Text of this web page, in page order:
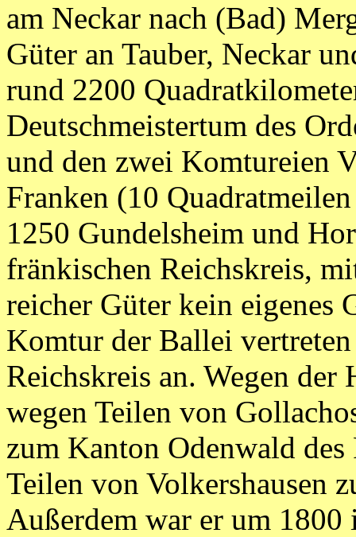
am Neckar nach (Bad)
Güter an Tauber, Neckar
rund 2200
Deutschmeistertum des
und den zwei Komtureien
Franken (10
1250 Gundelsheim und
fränkischen Reichskreis,
reicher Güter kein eigenes
Komtur der Ballei
Reichskreis an. Wegen
wegen Teilen von
zum Kanton Odenwald
Teilen von Volkershausen
Außerdem war er um